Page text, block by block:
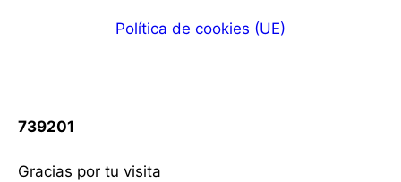
Política de cookies (UE)
739201
Gracias por tu visita